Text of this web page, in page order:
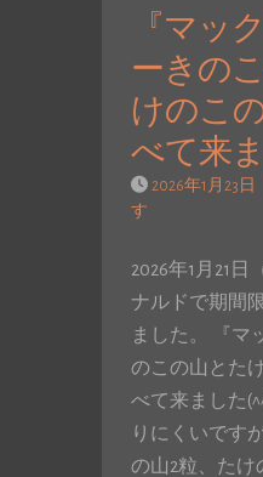
『マッ
ーきの
けのこ
べて来
2026年1月23日
す
2026年1月21日
ナルドで期間
ました。 『マ
のこの山とた
べて来ました
りにくいです
の山2粒、たけ